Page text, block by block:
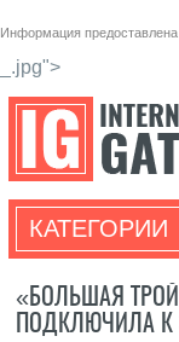
Информация
_.jpg">
КАТЕГОРИИ
«БОЛЬШАЯ
ПОДКЛЮЧИЛА К